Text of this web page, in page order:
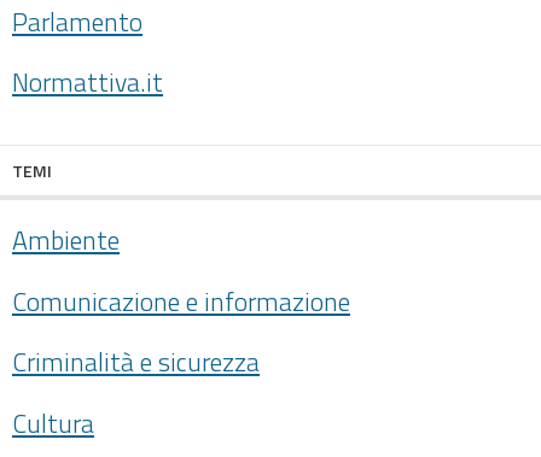
Parlamento
Normattiva.it
TEMI
Ambiente
Comunicazione e informazione
Criminalità e sicurezza
Cultura